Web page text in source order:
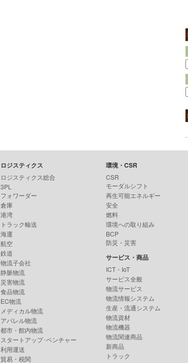
ロジスティクス
ロジスティクス総合
3PL
フォワーダー
倉庫
港湾
トラック輸送
海運
航空
鉄道
物流子会社
静脈物流
災害物流
食品物流
EC物流
メディカル物流
アパレル物流
都市・館内物流
スタートアップ･ベンチャー
利用運送
貿易・税関
環境・CSR
CSR
モーダルシフト
再生可能エネルギー
安全
燃料
環境への取り組み
BCP
防災・災害
サービス・商品
ICT・IoT
サービス全般
物流サービス
物流情報システム
生産・流通システム
物流資材
物流機器
物流関連商品
新商品
トラック